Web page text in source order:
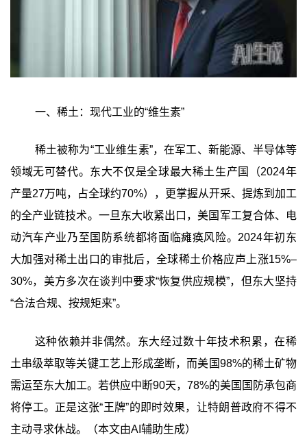
一、稀土：现代工业的“维生素”‍
稀土被称为“工业维生素”，在军工、新能源、半导体等
领域无可替代。东大不仅是全球最大稀土生产国（2024年
产量27万吨，占全球约70%），更掌握从开采、提炼到加工
的全产业链技术。一旦东大收紧出口，美国军工复合体、电
动汽车产业乃至国防系统都将面临瘫痪风险。2024年初东
大加强对稀土出口的审批后，全球稀土价格应声上涨15%–
30%，美方多次在谈判中要求“恢复供应规模”，但东大坚持
“合法合规、按规矩来”。
这种依赖并非偶然。东大经过数十年技术积累，在稀
土串级萃取等关键工艺上形成垄断，而美国98%的稀土矿物
需运至东大加工。若供应中断90天，78%的美国国防承包商
将停工。正是这张“王牌”的即时效果，让特朗普政府不得不
主动寻求休战。（本文由AI辅助生成）